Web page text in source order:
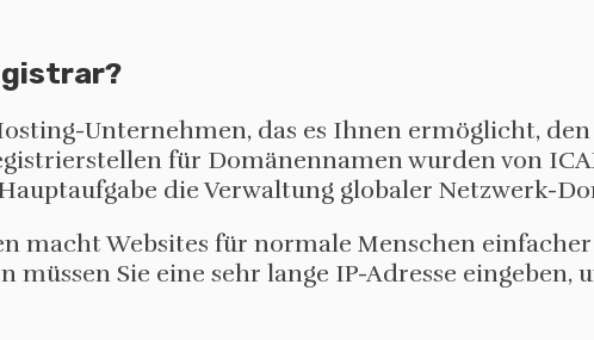
Unternehmen, das es Ihnen ermöglicht,
für Domänennamen wurden von
die Verwaltung globaler Netzwerk-
macht Websites für normale Menschen
Sie eine sehr lange IP-Adresse eingeben,